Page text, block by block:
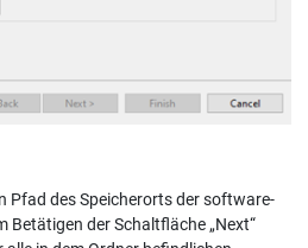
Pfad des Speicherorts der software-
Betätigen der Schaltfläche „Next“